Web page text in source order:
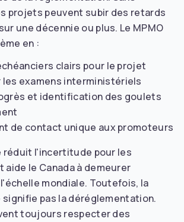
projets peuvent subir des retards
une décennie ou plus. Le MPMO
en :
clairs pour le projet
les examens interministériels
et identification des goulets
de contact unique aux promoteurs
réduit l'incertitude pour les
le Canada à demeurer
mondiale. Toutefois, la
pas la déréglementation.
toujours respecter des